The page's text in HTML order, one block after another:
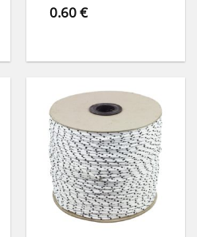
0.60€